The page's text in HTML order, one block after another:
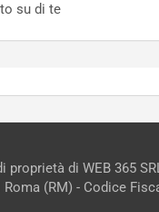
su di te
proprietà di WEB 365
Roma (RM) - Codice